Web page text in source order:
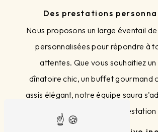
Des prestations
Nous proposons un large éventail
personnalisées pour répondre à
attentes. Que vous souhaitiez
dînatoire chic, un buffet gourmand
assis élégant, notre équipe saura
besoins et vous offrir une prestation